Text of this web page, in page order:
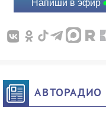
Напиши в эфир
АВТОРАДИО